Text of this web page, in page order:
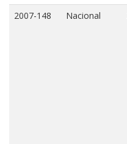
2007-148 Nacional